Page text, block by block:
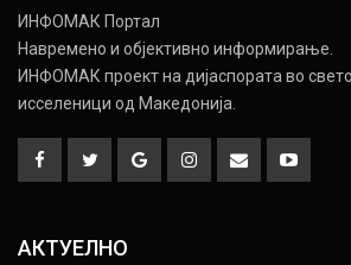
ИНФОМАК Портал
Навремено и објективно информирање.
ИНФОМАК проект на дијаспората во
исселеници од Македонија.
АКТУЕЛНО